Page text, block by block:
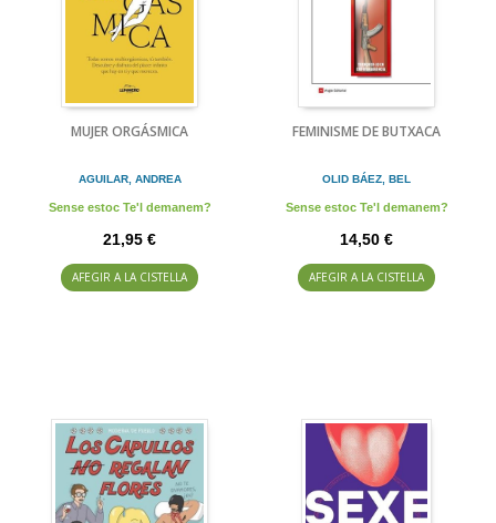
MUJER ORGÁSMICA
AGUILAR, ANDREA
Sense estoc Te'l demanem?
21,95 €
AFEGIR A LA CISTELLA
FEMINISME DE BUTXACA
OLID BÁEZ, BEL
Sense estoc Te'l demanem?
14,50 €
AFEGIR A LA CISTELLA